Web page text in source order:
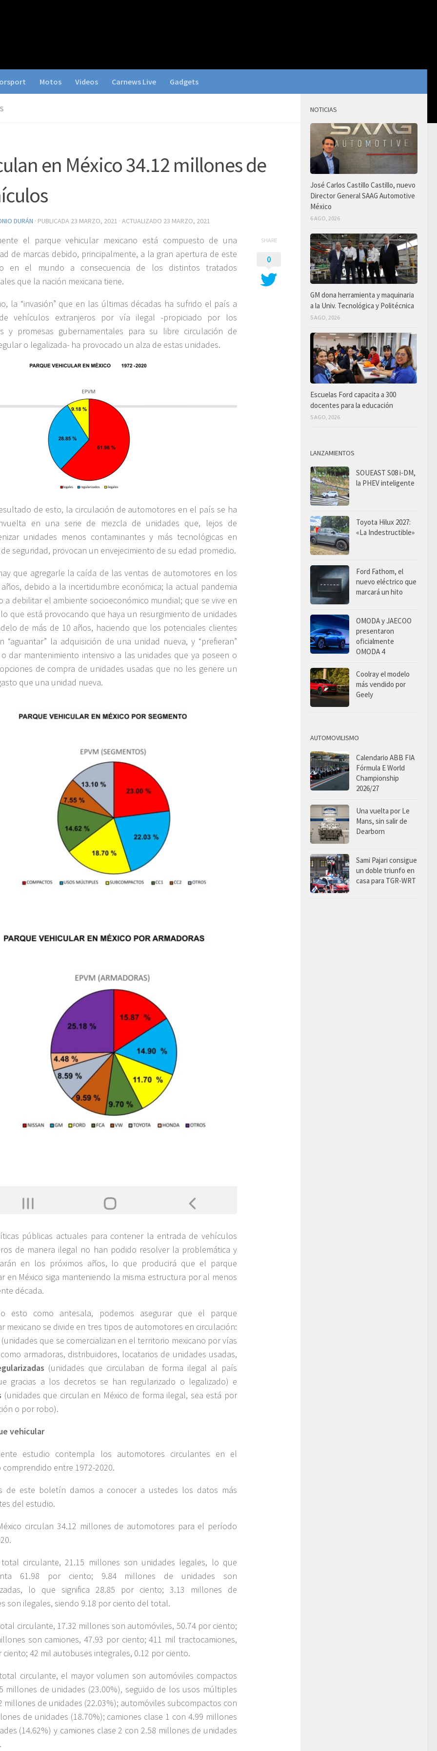
Motos Videos Carnews Live Gadgets
en México 34.12 millones de
DURÁN · PUBLICADA 23 MARZO, 2021 · ACTUALIZADO 23 MARZO, 2021
el parque vehicular mexicano está compuesto de una
de marcas debido, principalmente, a la gran apertura de este
en el mundo a consecuencia de los distintos tratados
que la nación mexicana tiene.
la “invasión” que en las últimas décadas ha sufrido el país a
vehículos extranjeros por vía ilegal -propiciado por los
y promesas gubernamentales para su libre circulación de
o legalizada- ha provocado un alza de estas unidades.
de esto, la circulación de automotores en el país se ha
en una serie de mezcla de unidades que, lejos de
unidades menos contaminantes y más tecnológicas en
seguridad, provocan un envejecimiento de su edad promedio.
que agregarle la caída de las ventas de automotores en los
debido a la incertidumbre económica; la actual pandemia
a debilitar el ambiente socioeconómico mundial; que se vive en
que está provocando que haya un resurgimiento de unidades
de más de 10 años, haciendo que los potenciales clientes
“aguantar” la adquisición de una unidad nueva, y “prefieran”
dar mantenimiento intensivo a las unidades que ya poseen o
de compra de unidades usadas que no les genere un
que una unidad nueva.
públicas actuales para contener la entrada de vehículos
de manera ilegal no han podido resolver la problemática y
en los próximos años, lo que producirá que el parque
en México siga manteniendo la misma estructura por al menos
década.
esto como antesala, podemos asegurar que el parque
mexicano se divide en tres tipos de automotores en circulación:
(unidades que se comercializan en el territorio mexicano por vías
armadoras, distribuidores, locatarios de unidades usadas,
(unidades que circulaban de forma ilegal al país
gracias a los decretos se han regularizado o legalizado) e
(unidades que circulan en México de forma ilegal, sea está por
o por robo).
vehicular
estudio contempla los automotores circulantes en el
entre 1972-2020.
de este boletín damos a conocer a ustedes los datos más
del estudio.
circulan 34.12 millones de automotores para el período
circulante, 21.15 millones son unidades legales, lo que
61.98 por ciento; 9.84 millones de unidades son
lo que significa 28.85 por ciento; 3.13 millones de
son ilegales, siendo 9.18 por ciento del total.
circulante, 17.32 millones son automóviles, 50.74 por ciento;
son camiones, 47.93 por ciento; 411 mil tractocamiones,
ciento; 42 mil autobuses integrales, 0.12 por ciento.
circulante, el mayor volumen son automóviles compactos
millones de unidades (23.00%), seguido de los usos múltiples
millones de unidades (22.03%); automóviles subcompactos con
de unidades (18.70%); camiones clase 1 con 4.99 millones
(14.62%) y camiones clase 2 con 2.58 millones de unidades
SHARE
0
NOTICIAS
José Carlos Castillo Castillo, nuevo
Director General SAAG Automotive
México
6 AGO, 2026
GM dona herramienta y maquinaria
a la Univ. Tecnológica y Politécnica
5 AGO, 2026
Escuelas Ford capacita a 300
docentes para la educación
5 AGO, 2026
LANZAMIENTOS
SOUEAST S08 i-DM,
la PHEV inteligente
Toyota Hilux 2027:
«La Indestructible»
Ford Fathom, el
nuevo eléctrico que
marcará un hito
OMODA y JAECOO
presentaron
oficialmente
OMODA 4
Coolray el modelo
más vendido por
Geely
AUTOMOVILISMO
Calendario ABB FIA
Fórmula E World
Championship
2026/27
Una vuelta por Le
Mans, sin salir de
Dearborn
Sami Pajari consigue
un doble triunfo en
casa para TGR-WRT